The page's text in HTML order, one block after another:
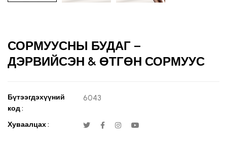
СОРМУУСНЫ БУДАГ –
ДЭРВИЙСЭН & ӨТГӨН СОРМУУС
Бүтээгдэхүүний
код :
6043
Хуваалцах :